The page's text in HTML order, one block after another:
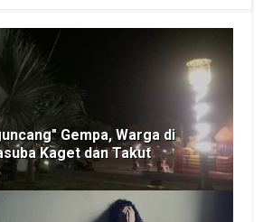
Gempa, Warga di
Kaget dan Takut